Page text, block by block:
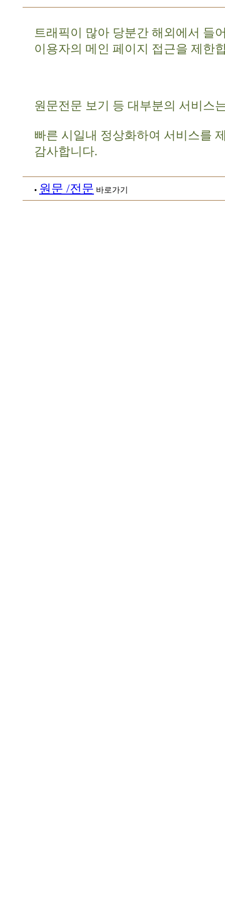
트래픽이 많아 당분간 해외에서 들
이용자의 메인 페이지 접근을 제한
원문전문 보기 등 대부분의 서비스
빠른 시일내 정상화하여 서비스를
감사합니다.
• 원문 /전문 바로가기